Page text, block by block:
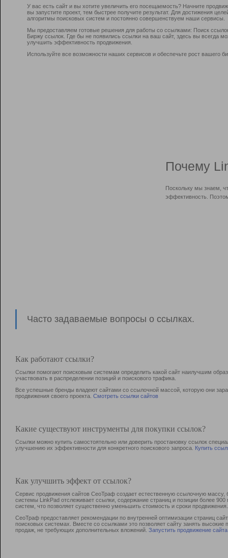
У вас есть сайт и вы хотите увеличить его посещаемость? Начните
вы запустите проект, тем быстрее получите результат. Для достижения
алгоритмы поисковых систем и постоянно совершенствуем наши сервисы.
Мы предоставляем готовые решения для работы со ссылками: Поиск
Биржу ссылок. Где бы не появились ссылки на ваш сайт, здесь вы всегда
улучшить эффективность продвижения.
Используйте все возможности наших сервисов и обеспечьте рост вашего
Почему
Поскольку мы знаем,
эффективность.
Часто задаваемые вопросы о ссылках.
Как работают ссылки?
Ссылки помогают поисковым системам определить какой сайт наилучшим
участвовать в раcпределении позиций и поискового трафика.
Все успешные бренды владеют сайтами со ссылочной массой, которую они
продвижения своего проекта. Смотреть ссылки сайтов
Какие существуют инструменты для покупки ссылок?
Ссылки можно купить самостоятельно или доверить простановку ссылок
улучшению их эффективности для конкретного поискового запроса. Купить
Как улучшить эффект от ссылок?
Сервис продвижения сайтов СеоТраф создает естественную ссылочную
системы LinkPad отслеживает ссылки, содержание страниц и позиции более
систем, что позволяет существенно уменьшить стоимость и сроки продвижения.
СеоТраф предоставляет рекомендации по внутренней оптимизации страниц
поисковых системах. Вместе со ссылками это позволяет сайту занять
продаж, не требующих дополнительных вложений. Запустить продвижение сайта